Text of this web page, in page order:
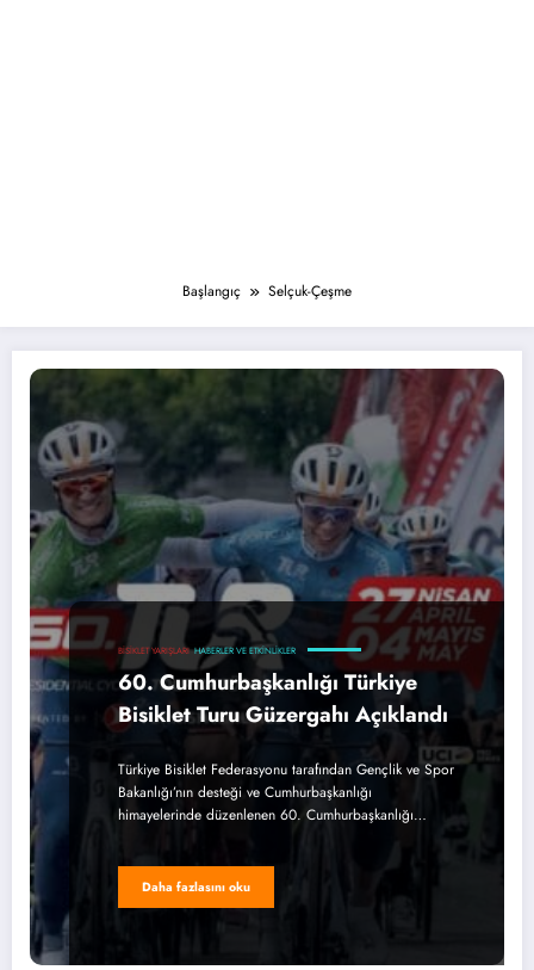
Başlangıç Selçuk-Çeşme
BISIKLET YARIŞLARI HABERLER VE ETKINLIKLER
60. Cumhurbaşkanlığı Türkiye
Bisiklet Turu Güzergahı Açıklandı
Türkiye Bisiklet Federasyonu tarafından Gençlik ve Spor
Bakanlığı’nın desteği ve Cumhurbaşkanlığı
himayelerinde düzenlenen 60. Cumhurbaşkanlığı…
Daha fazlasını oku